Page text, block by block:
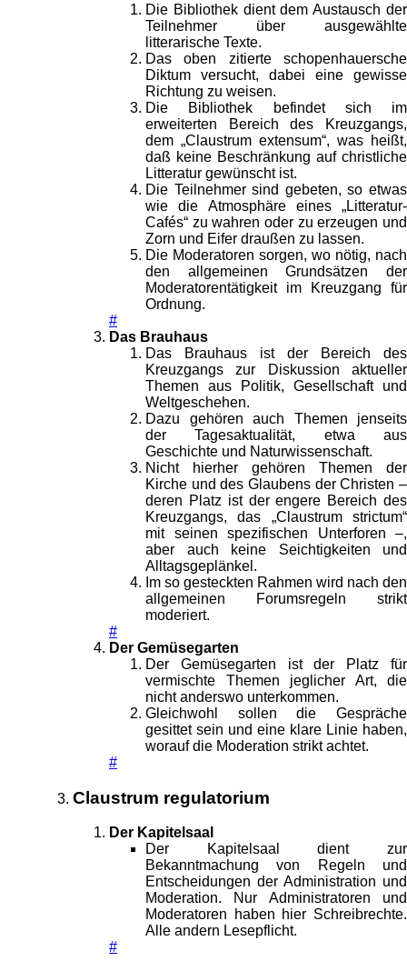
Die Bibliothek dient dem Austausch der
Teilnehmer über ausgewählte
litterarische Texte.
Das oben zitierte schopenhauersche
Diktum versucht, dabei eine gewisse
Richtung zu weisen.
Die Bibliothek befindet sich im
erweiterten Bereich des Kreuzgangs,
dem „Claustrum extensum“, was heißt,
daß keine Beschränkung auf christliche
Litteratur gewünscht ist.
Die Teilnehmer sind gebeten, so etwas
wie die Atmosphäre eines „Litteratur-
Cafés“ zu wahren oder zu erzeugen und
Zorn und Eifer draußen zu lassen.
Die Moderatoren sorgen, wo nötig, nach
den allgemeinen Grundsätzen der
Moderatorentätigkeit im Kreuzgang für
Ordnung.
#
Das Brauhaus
Das Brauhaus ist der Bereich des
Kreuzgangs zur Diskussion aktueller
Themen aus Politik, Gesellschaft und
Weltgeschehen.
Dazu gehören auch Themen jenseits
der Tagesaktualität, etwa aus
Geschichte und Naturwissenschaft.
Nicht hierher gehören Themen der
Kirche und des Glaubens der Christen –
deren Platz ist der engere Bereich des
Kreuzgangs, das „Claustrum strictum“
mit seinen spezifischen Unterforen –,
aber auch keine Seichtigkeiten und
Alltagsgeplänkel.
Im so gesteckten Rahmen wird nach den
allgemeinen Forumsregeln strikt
moderiert.
#
Der Gemüsegarten
Der Gemüsegarten ist der Platz für
vermischte Themen jeglicher Art, die
nicht anderswo unterkommen.
Gleichwohl sollen die Gespräche
gesittet sein und eine klare Linie haben,
worauf die Moderation strikt achtet.
#
Claustrum regulatorium
Der Kapitelsaal
Der Kapitelsaal dient zur
Bekanntmachung von Regeln und
Entscheidungen der Administration und
Moderation. Nur Administratoren und
Moderatoren haben hier Schreibrechte.
Alle andern Lesepflicht.
#